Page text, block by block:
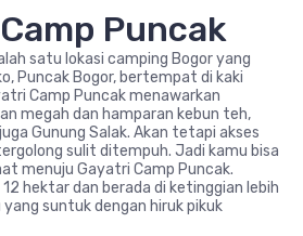
Puncak
satu lokasi camping Bogor yang
Puncak Bogor, bertempat di kaki
Camp Puncak menawarkan
megah dan hamparan kebun teh,
Gunung Salak. Akan tetapi akses
sulit ditempuh. Jadi kamu bisa
menuju Gayatri Camp Puncak.
12 hektar dan berada di ketinggian lebih
suntuk dengan hiruk pikuk